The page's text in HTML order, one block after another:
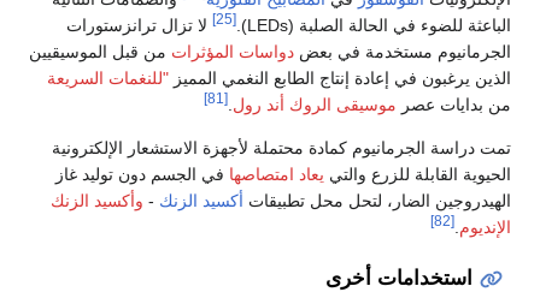
الباعثة للضوء في الحالة الصلبة (LEDs).
[25]
لا تزال ترانزستورات
الجرمانيوم مستخدمة في بعض دواسات المؤثرات من قبل الموسيقيين
الذين يرغبون في إعادة إنتاج الطابع النغمي المميز "للنغمات السريعة
من بدايات عصر موسيقى الروك أند رول [81]
تمت دراسة الجرمانيوم كمادة محتملة لأجهزة الاستشعار الإلكترونية
الحيوية القابلة للزرع والتي يعاد امتصاصها في الجسم دون توليد غاز
الهيدروجين الضار، لتحل محل تطبيقات أكسيد الزنك - وأكسيد الزنك
الإنديوم [82]
استخدامات أخرى